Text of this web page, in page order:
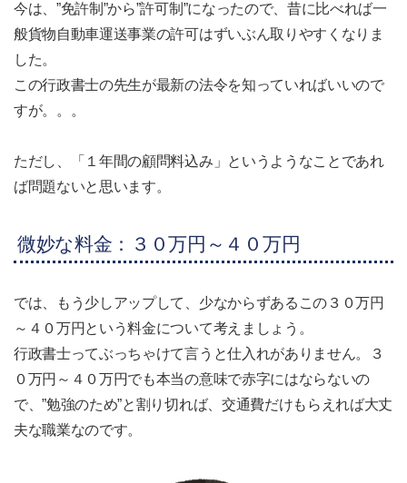
今は、”免許制”から”許可制”になったので、昔に比べれば一
般貨物自動車運送事業の許可はずいぶん取りやすくなりま
した。
この行政書士の先生が最新の法令を知っていればいいので
すが。。。
ただし、「１年間の顧問料込み」というようなことであれ
ば問題ないと思います。
微妙な料金：３０万円～４０万円
では、もう少しアップして、少なからずあるこの３０万円
～４０万円という料金について考えましょう。
行政書士ってぶっちゃけて言うと仕入れがありません。３
０万円～４０万円でも本当の意味で赤字にはならないの
で、”勉強のため”と割り切れば、交通費だけもらえれば大丈
夫な職業なのです。